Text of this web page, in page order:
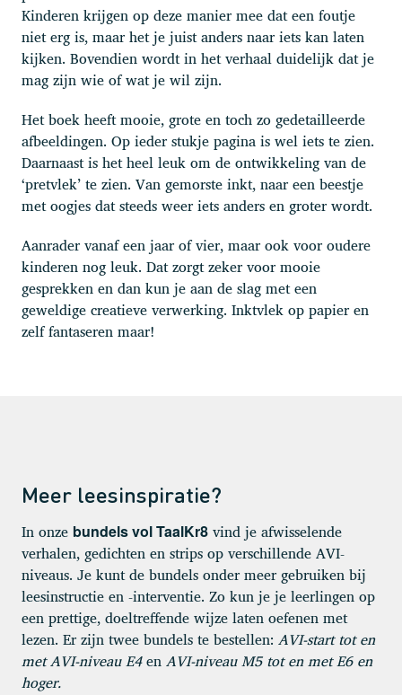
Kinderen krijgen op deze manier mee dat een foutje
niet erg is, maar het je juist anders naar iets kan laten
kijken. Bovendien wordt in het verhaal duidelijk dat je
mag zijn wie of wat je wil zijn.
Het boek heeft mooie, grote en toch zo gedetailleerde
afbeeldingen. Op ieder stukje pagina is wel iets te zien.
Daarnaast is het heel leuk om de ontwikkeling van de
‘pretvlek’ te zien. Van gemorste inkt, naar een beestje
met oogjes dat steeds weer iets anders en groter wordt.
Aanrader vanaf een jaar of vier, maar ook voor oudere
kinderen nog leuk. Dat zorgt zeker voor mooie
gesprekken en dan kun je aan de slag met een
geweldige creatieve verwerking. Inktvlek op papier en
zelf fantaseren maar!
Meer leesinspiratie?
In onze bundels vol TaalKr8 vind je afwisselende
verhalen, gedichten en strips op verschillende AVI-
niveaus. Je kunt de bundels onder meer gebruiken bij
leesinstructie en -interventie. Zo kun je je leerlingen op
een prettige, doeltreffende wijze laten oefenen met
lezen. Er zijn twee bundels te bestellen: AVI-start tot en
met AVI-niveau E4enAVI-niveau M5 tot en met E6 en
hoger.